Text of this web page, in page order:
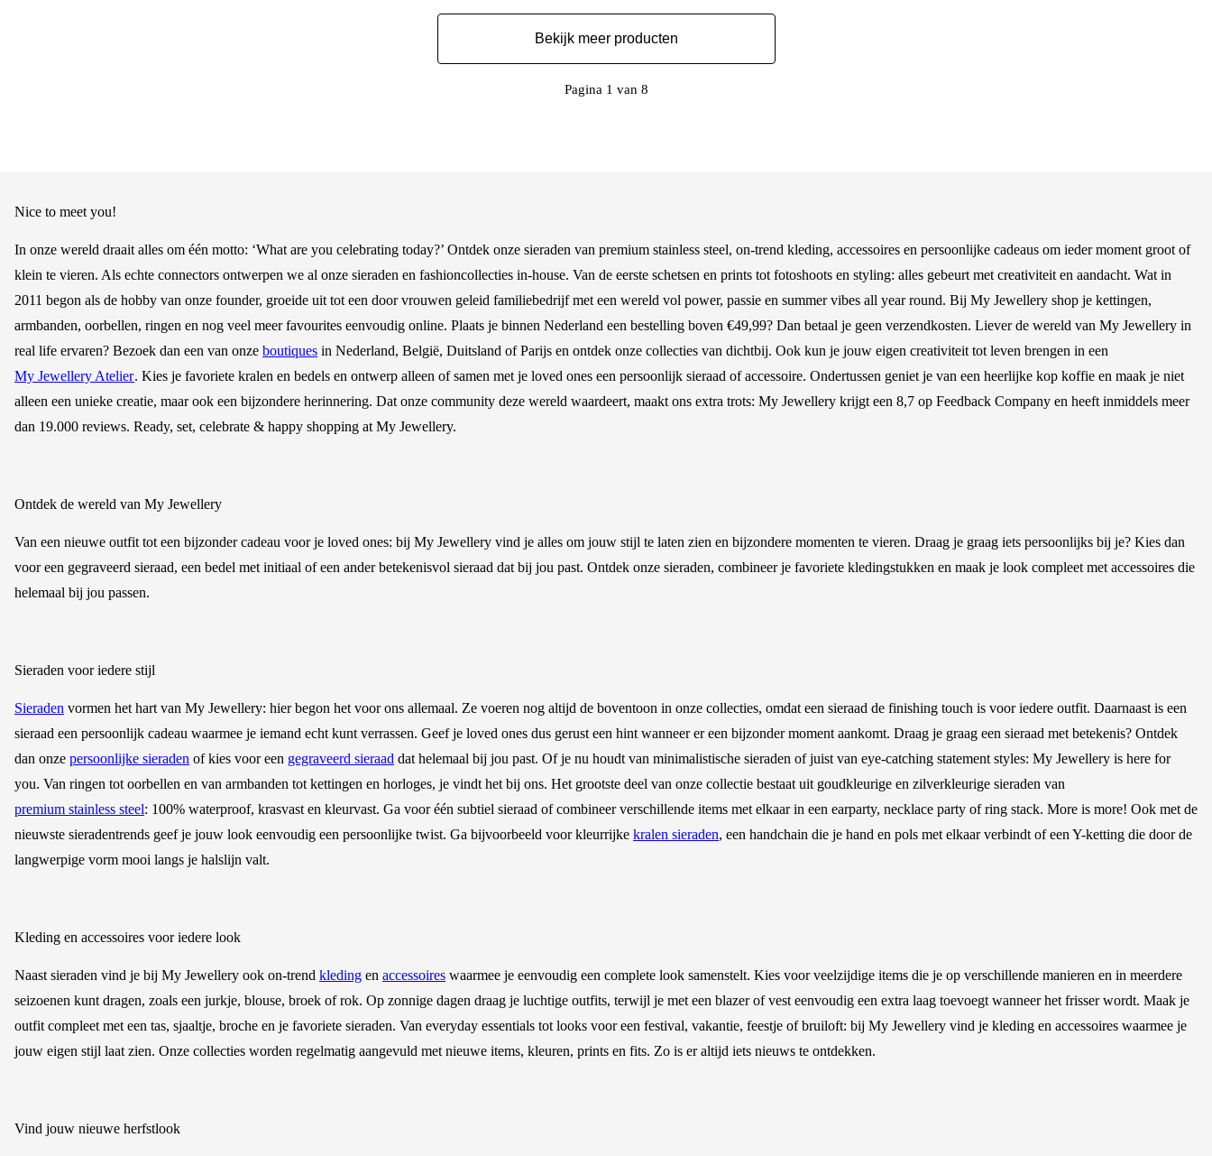
Bekijk meer producten
Pagina 1 van 8
Nice to meet you!
In onze wereld draait alles om één motto: ‘What are you celebrating today?’ Ontdek onze sieraden van premium stainless steel, on-trend kleding, accessoires en persoonlijke cadeaus om ieder moment groot of
klein te vieren. Als echte connectors ontwerpen we al onze sieraden en fashioncollecties in-house. Van de eerste schetsen en prints tot fotoshoots en styling: alles gebeurt met creativiteit en aandacht. Wat in
2011 begon als de hobby van onze founder, groeide uit tot een door vrouwen geleid familiebedrijf met een wereld vol power, passie en summer vibes all year round. Bij My Jewellery shop je kettingen,
armbanden, oorbellen, ringen en nog veel meer favourites eenvoudig online. Plaats je binnen Nederland een bestelling boven €49,99? Dan betaal je geen verzendkosten. Liever de wereld van My Jewellery in
real life ervaren? Bezoek dan een van onze boutiques in Nederland, België, Duitsland of Parijs en ontdek onze collecties van dichtbij. Ook kun je jouw eigen creativiteit tot leven brengen in een
My Jewellery Atelier. Kies je favoriete kralen en bedels en ontwerp alleen of samen met je loved ones een persoonlijk sieraad of accessoire. Ondertussen geniet je van een heerlijke kop koffie en maak je niet
alleen een unieke creatie, maar ook een bijzondere herinnering. Dat onze community deze wereld waardeert, maakt ons extra trots: My Jewellery krijgt een 8,7 op Feedback Company en heeft inmiddels meer
dan 19.000 reviews. Ready, set, celebrate & happy shopping at My Jewellery.
Ontdek de wereld van My Jewellery
Van een nieuwe outfit tot een bijzonder cadeau voor je loved ones: bij My Jewellery vind je alles om jouw stijl te laten zien en bijzondere momenten te vieren. Draag je graag iets persoonlijks bij je? Kies dan
voor een gegraveerd sieraad, een bedel met initiaal of een ander betekenisvol sieraad dat bij jou past. Ontdek onze sieraden, combineer je favoriete kledingstukken en maak je look compleet met accessoires die
helemaal bij jou passen.
Sieraden voor iedere stijl
Sieraden vormen het hart van My Jewellery: hier begon het voor ons allemaal. Ze voeren nog altijd de boventoon in onze collecties, omdat een sieraad de finishing touch is voor iedere outfit. Daarnaast is een
sieraad een persoonlijk cadeau waarmee je iemand echt kunt verrassen. Geef je loved ones dus gerust een hint wanneer er een bijzonder moment aankomt. Draag je graag een sieraad met betekenis? Ontdek
dan onze persoonlijke sieraden of kies voor een gegraveerd sieraad dat helemaal bij jou past. Of je nu houdt van minimalistische sieraden of juist van eye-catching statement styles: My Jewellery is here for
you. Van ringen tot oorbellen en van armbanden tot kettingen en horloges, je vindt het bij ons. Het grootste deel van onze collectie bestaat uit goudkleurige en zilverkleurige sieraden van
premium stainless steel: 100% waterproof, krasvast en kleurvast. Ga voor één subtiel sieraad of combineer verschillende items met elkaar in een earparty, necklace party of ring stack. More is more! Ook met de
nieuwste sieradentrends geef je jouw look eenvoudig een persoonlijke twist. Ga bijvoorbeeld voor kleurrijke kralen sieraden, een handchain die je hand en pols met elkaar verbindt of een Y-ketting die door de
langwerpige vorm mooi langs je halslijn valt.
Kleding en accessoires voor iedere look
Naast sieraden vind je bij My Jewellery ook on-trend kleding en accessoires waarmee je eenvoudig een complete look samenstelt. Kies voor veelzijdige items die je op verschillende manieren en in meerdere
seizoenen kunt dragen, zoals een jurkje, blouse, broek of rok. Op zonnige dagen draag je luchtige outfits, terwijl je met een blazer of vest eenvoudig een extra laag toevoegt wanneer het frisser wordt. Maak je
outfit compleet met een tas, sjaaltje, broche en je favoriete sieraden. Van everyday essentials tot looks voor een festival, vakantie, feestje of bruiloft: bij My Jewellery vind je kleding en accessoires waarmee je
jouw eigen stijl laat zien. Onze collecties worden regelmatig aangevuld met nieuwe items, kleuren, prints en fits. Zo is er altijd iets nieuws te ontdekken.
Vind jouw nieuwe herfstlook